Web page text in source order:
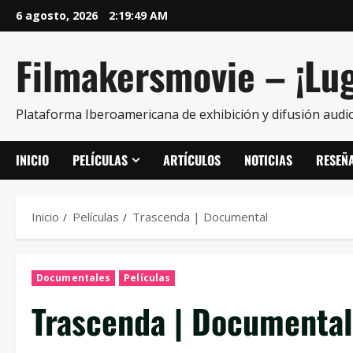
6 agosto, 2026 2:19:51 AM
Filmakersmovie –
Plataforma Iberoamericana de exhibición y difusión
INICIO PELÍCULAS ARTÍCULOS NOTICIAS
Inicio Películas Trascenda | Documental
Documentales Películas
Trascenda | Documental